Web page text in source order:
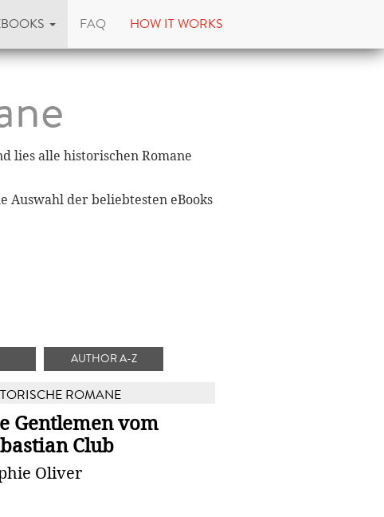
FAQ HOW IT WORKS
lies alle historischen Romane
Auswahl der beliebtesten eBooks
AUTHOR A-Z
ROMANE
Gentlemen vom
Club
Oliver